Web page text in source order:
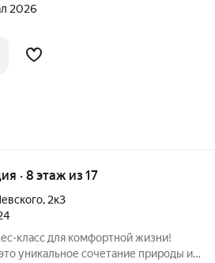
2026
· 8 этаж из 17
, 2к3